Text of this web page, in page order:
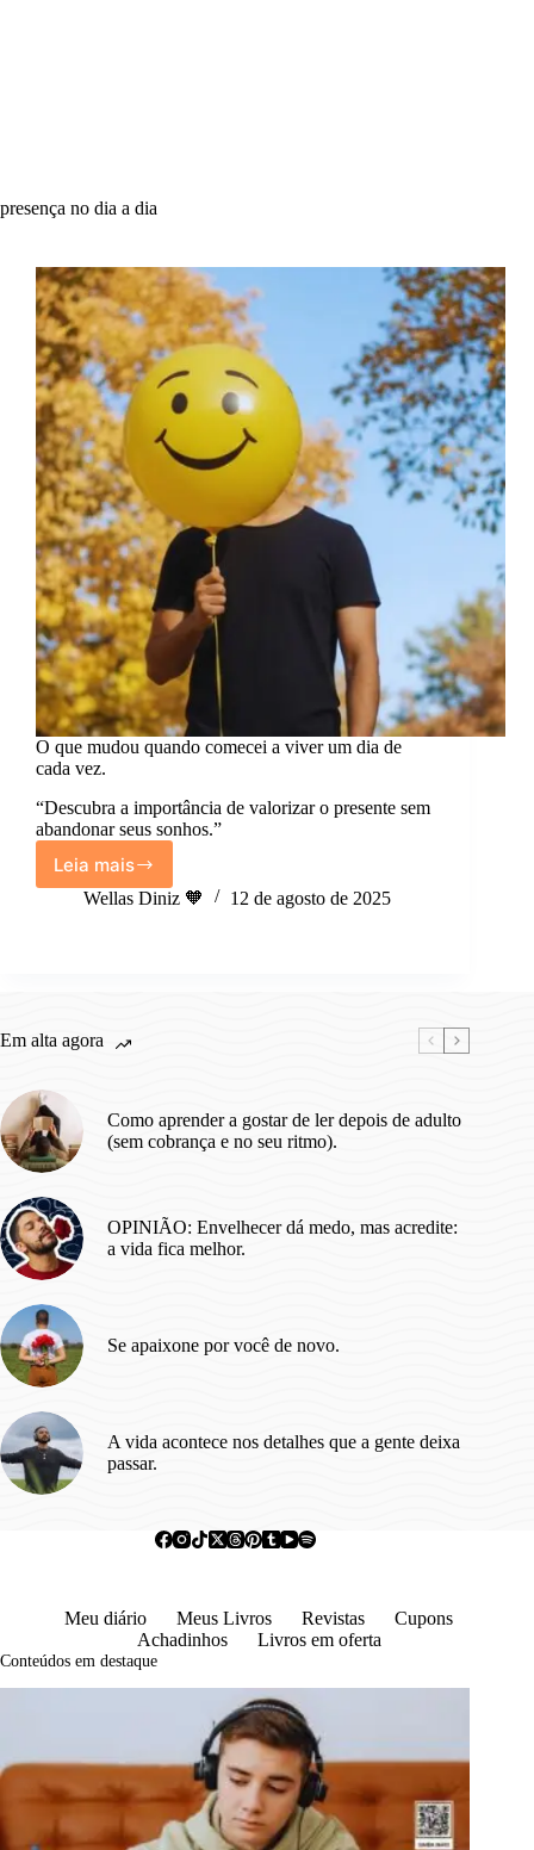
presença no dia a dia
O que mudou quando comecei a viver um dia de
cada vez.
“Descubra a importância de valorizar o presente sem
abandonar seus sonhos.”
Leia mais
O
que
dia
vez.
Wellas Diniz 🧡 12 de agosto de 2025
Em alta agora
Como aprender a gostar de ler depois de adulto
(sem cobrança e no seu ritmo).
OPINIÃO: Envelhecer dá medo, mas acredite:
a vida fica melhor.
Se apaixone por você de novo.
A vida acontece nos detalhes que a gente deixa
passar.
Meu diário Meus Livros Revistas
Cupons
Achadinhos
Livros em oferta
Conteúdos em destaque